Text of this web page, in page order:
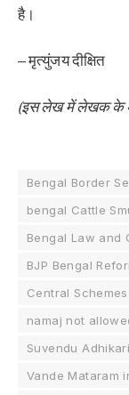
है।
– मृत्युंजय दीक्षित
(इस लेख में लेखक के
Bengal Border
bengal Cattle
Bengal Law and
BJP Bengal
Central
namaj not
Suvendu Adhikari
Vande Mataram